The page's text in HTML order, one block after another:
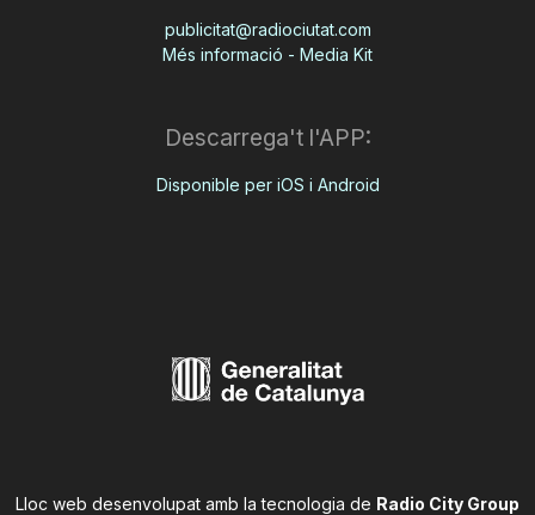
publicitat@radiociutat.com
Més informació - Media Kit
Descarrega't l'APP:
Disponible per iOS i Android
Lloc web desenvolupat amb la tecnologia de Radio City Group